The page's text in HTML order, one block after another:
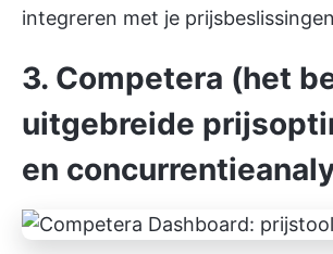
integreren met je
3. Competera (het
uitgebreide
en